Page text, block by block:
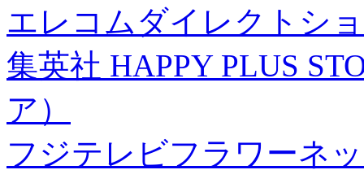
エレコムダイレクトシ
集英社 HAPPY PLUS
ア）
フジテレビフラワーネ